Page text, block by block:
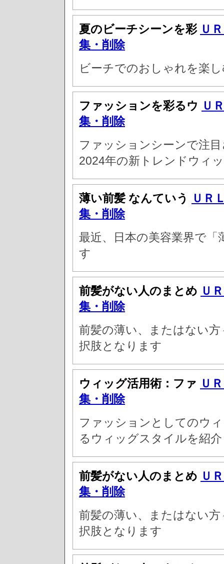
夏のビーチシーンを彩 Ｕ
集・削除
ビーチでのおしゃれを楽
ファッションを彩るウ Ｕ
集・削除
ファッションシーンで注
2024年の新トレンドウィ
薄い前髪 なんていう
ＵＲ
集・削除
最近、日本の美容業界で
す
前髪がない人のまとめ Ｕ
集・削除
前髪の薄い、またはない
択肢となります
ウィッグ活用術：ファ Ｕ
集・削除
ファッションとしてのウ
るウィッグスタイルを紹
前髪がない人のまとめ Ｕ
集・削除
前髪の薄い、またはない
択肢となります